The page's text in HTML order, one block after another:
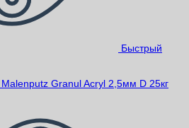
Быстрый